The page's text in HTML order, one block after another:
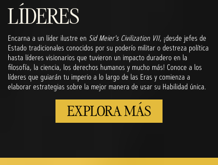
LÍDERES
Encarna a un líder ilustre en Sid Meier's Civilization VII, ¡desde jefes de
Estado tradicionales conocidos por su poderío militar o destreza política
hasta líderes visionarios que tuvieron un impacto duradero en la
filosofía, la ciencia, los derechos humanos y mucho más! Conoce a los
líderes que guiarán tu imperio a lo largo de las Eras y comienza a
elaborar estrategias sobre la mejor manera de usar su Habilidad única.
EXPLORA MÁS